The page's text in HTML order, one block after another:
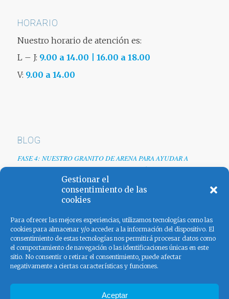
Gestionar el
consentimiento de las
cookies
Para ofrecer las mejores experiencias, utilizamos tecnologías como las
cookies para almacenar y/o acceder a la información del dispositivo. El
consentimiento de estas tecnologías nos permitirá procesar datos como
el comportamiento de navegación o las identificaciones únicas en este
sitio. No consentir o retirar el consentimiento, puede afectar
negativamente a ciertas características y funciones.
Aceptar
HORARIO
Nuestro horario de atención es:
L – J: 9.00 a 14.00 | 16.00 a 18.00
V: 9.00 a 14.00
BLOG
FASE 4: NUESTRO GRANITO DE ARENA PARA AYUDAR A
EMPRESAS TRAS LA CRISIS DEL COVID-19
Renovamos web
FACEBOOK